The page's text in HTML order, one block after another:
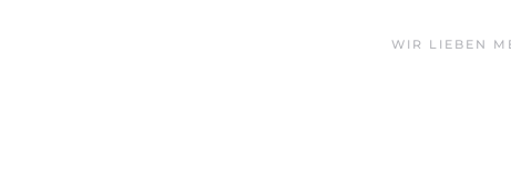
WIR LIEBEN